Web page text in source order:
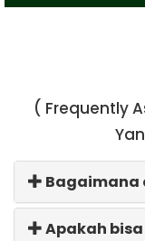
( Frequently
Bagaimana
Apakah